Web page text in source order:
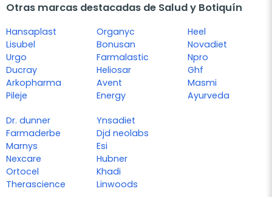
Otras marcas destacadas de Salud y Botiquín
Hansaplast
Lisubel
Urgo
Ducray
Arkopharma
Pileje
Organyc
Bonusan
Farmalastic
Heliosar
Avent
Energy
Heel
Novadiet
Npro
Ghf
Masmi
Ayurveda
Dr. dunner
Farmaderbe
Marnys
Nexcare
Ortocel
Therascience
Ynsadiet
Djd neolabs
Esi
Hubner
Khadi
Linwoods